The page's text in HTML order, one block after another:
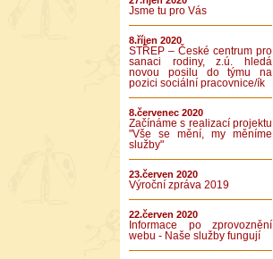
Jsme tu pro Vás
8.říjen 2020
STŘEP – České centrum pro
sanaci rodiny, z.ú. hledá
novou posilu do týmu na
pozici sociální pracovnice/ík
8.červenec 2020
Začínáme s realizací projektu
"Vše se mění, my měníme
služby"
23.červen 2020
Výroční zpráva 2019
22.červen 2020
Informace po zprovoznění
webu - Naše služby fungují